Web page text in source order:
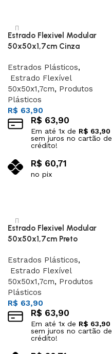
Estrado Flexivel Modular
50x50x1,7cm Cinza
Estrados Plásticos,
Estrado Flexível
50x50x1,7cm, Produtos
Plásticos
R$ 63,90
R$ 63,90
Em até 1x de R$ 63,90
sem juros no cartão de
crédito!
R$ 60,71
no pix
Estrado Flexivel Modular
50x50x1,7cm Preto
Estrados Plásticos,
Estrado Flexível
50x50x1,7cm, Produtos
Plásticos
R$ 63,90
R$ 63,90
Em até 1x de R$ 63,90
sem juros no cartão de
crédito!